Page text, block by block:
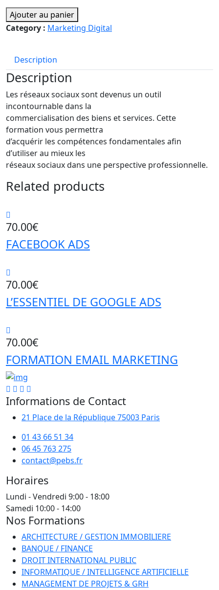
Ajouter au panier
Category : Marketing Digital
Description
Description
Les réseaux sociaux sont devenus un outil
incontournable dans la
commercialisation des biens et services. Cette
formation vous permettra
d’acquérir les compétences fondamentales afin
d’utiliser au mieux les
réseaux sociaux dans une perspective professionnelle.
Related products
70.00€
FACEBOOK ADS
70.00€
L’ESSENTIEL DE GOOGLE ADS
70.00€
FORMATION EMAIL MARKETING
Informations de Contact
21 Place de la République 75003 Paris
01 43 66 51 34
06 45 763 275
contact@pebs.fr
Horaires
Lundi - Vendredi 9:00 - 18:00
Samedi 10:00 - 14:00
Nos Formations
ARCHITECTURE / GESTION IMMOBILIERE
BANQUE / FINANCE
DROIT INTERNATIONAL PUBLIC
INFORMATIQUE / INTELLIGENCE ARTIFICIELLE
MANAGEMENT DE PROJETS & GRH